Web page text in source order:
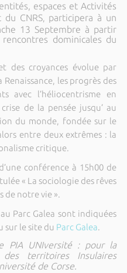
espaces et Activités
CNRS, participera à un
13 Septembre à partir
dominicales du
des croyances évolue par
Renaissance, les progrès des
avec l’héliocentrisme en
de la pensée jusqu’ au
du monde, fondée sur le
entre deux extrêmes : la
critique.
conférence à 15h00 de
« La sociologie des rêves
de notre vie ».
Parc Galea sont indiquées
sur le site du Parc Galea.
PIA UNIversité : pour la
territoires Insulaires
de Corse.